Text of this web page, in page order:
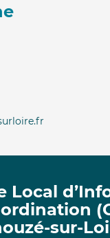
Local
sur-